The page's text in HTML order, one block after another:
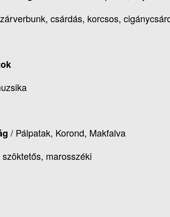
csárdás, korcsos,
/ Pálpatak, Korond, Makfalva
marosszéki